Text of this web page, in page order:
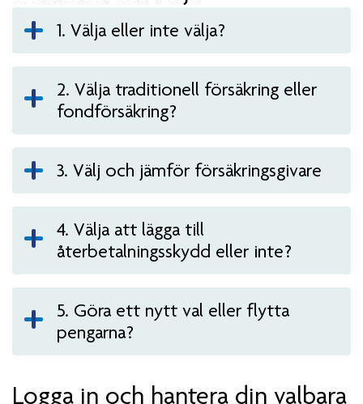
1. Välja eller inte välja?
2. Välja traditionell försäkring eller
fondförsäkring?
3. Välj och jämför försäkringsgivare
4. Välja att lägga till
återbetalningsskydd eller inte?
5. Göra ett nytt val eller flytta
pengarna?
Logga in och hantera din valbara